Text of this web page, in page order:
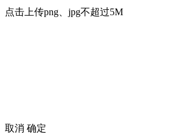
点击上传png、jpg不超过5M
取消 确定